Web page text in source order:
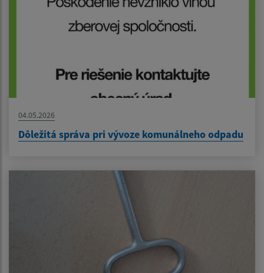
04.05.2026
Dôležitá správa pri vývoze komunálneho odpadu